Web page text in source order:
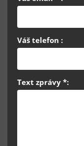
Váš telefon :
Text zprávy *: